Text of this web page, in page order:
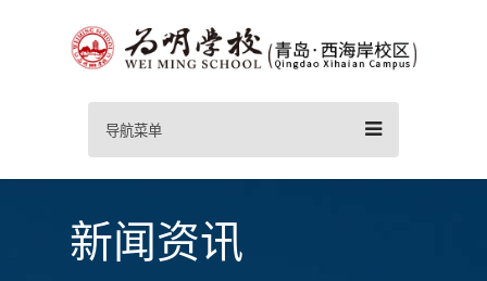
导航菜单
新闻资讯